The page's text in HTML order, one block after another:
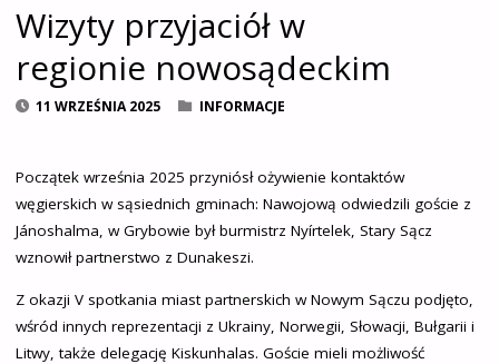
Wizyty przyjaciół w
regionie nowosądeckim
11 WRZEŚNIA 2025 INFORMACJE
Początek września 2025 przyniósł ożywienie kontaktów
węgierskich w sąsiednich gminach: Nawojową odwiedzili goście z
Jánoshalma, w Grybowie był burmistrz Nyírtelek, Stary Sącz
wznowił partnerstwo z Dunakeszi.
Z okazji V spotkania miast partnerskich w Nowym Sączu podjęto,
wśród innych reprezentacji z Ukrainy, Norwegii, Słowacji, Bułgarii i
Litwy, także delegację Kiskunhalas. Goście mieli możliwość